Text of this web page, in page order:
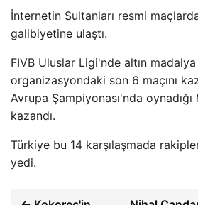
İnternetin Sultanları resmi
galibiyetine ulaştı.
FIVB Uluslar Ligi'nde altın
organizasyondaki son 6 maçını
Avrupa Şampiyonası'nda oynadığı
kazandı.
Türkiye bu 14 karşılaşmada
yedi.